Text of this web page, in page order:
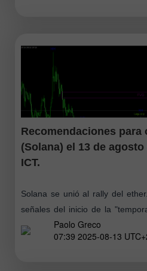
Recomendaciones para
(Solana) el 13 de
ICT.
Solana se unió al rally del
señales del inicio de la
de dominio del Bitcoin sigue
Paolo Greco
07:39 2025-08-13